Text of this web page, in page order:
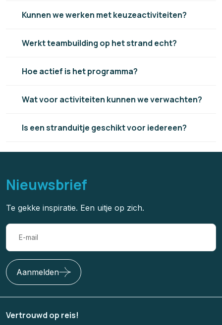
Kunnen we werken met keuzeactiviteiten?
Werkt teambuilding op het strand echt?
Hoe actief is het programma?
Wat voor activiteiten kunnen we verwachten?
Is een stranduitje geschikt voor iedereen?
Nieuwsbrief
Te gekke inspiratie. Een uitje op zich.
Aanmelden
Vertrouwd op reis!